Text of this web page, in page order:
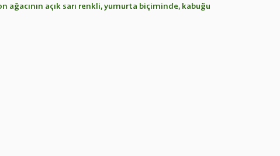
ağacının açık sarı renkli, yumurta biçiminde, kabuğu